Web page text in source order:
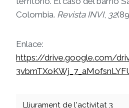
Colombia. Revista INVI, 32
Enlace:
https://drive.google.com/
Lliurament de l'activitat 3